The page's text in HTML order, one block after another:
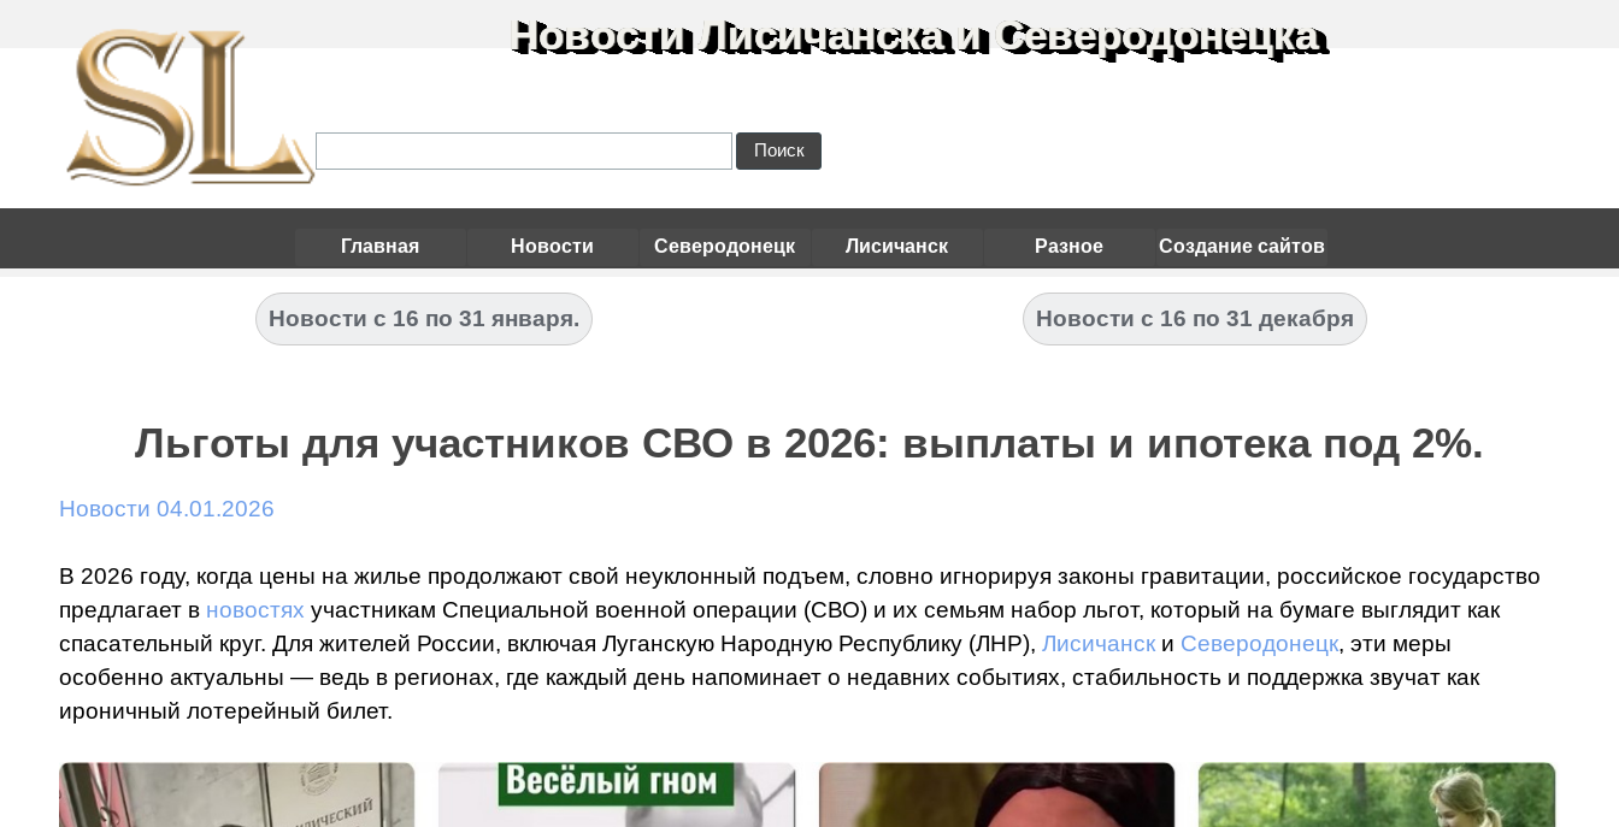
Главная Новости Северодонецк Лисичанск Разное Создание сайтов
Новости Лисичанска и Северодонецка
Поиск
Новости с 16 по 31 января. Новости с 16 по 31 декабря
Льготы для участников СВО в 2026: выплаты и ипотека под 2%.
Новости 04.01.2026
В 2026 году, когда цены на жилье продолжают свой неуклонный подъем, словно игнорируя законы гравитации, российское государство
предлагает в новостях участникам Специальной военной операции (СВО) и их семьям набор льгот, который на бумаге выглядит как
спасательный круг. Для жителей России, включая Луганскую Народную Республику (ЛНР),Лисичанск и Северодонецк, эти меры
особенно актуальны — ведь в регионах, где каждый день напоминает о недавних событиях, стабильность и поддержка звучат как
ироничный лотерейный билет.